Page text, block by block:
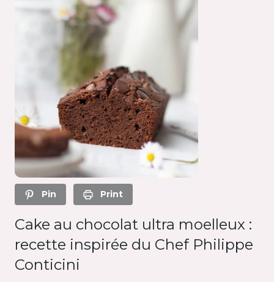
Pin Print
Cake au chocolat ultra moelleux :
recette inspirée du Chef Philippe
Conticini